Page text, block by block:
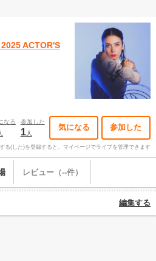
ACTOR'S
なる 参加した
1人
気になる 参加した
る(した)を登録すると、マイページでライブを管理できます
レビュー（--件）
編集する